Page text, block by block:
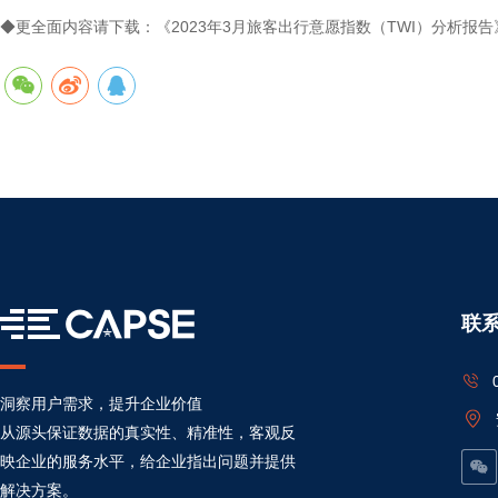
◆更全面内容请下载：《2023年3月旅客出行意愿指数（TWI）分析报
洞察用户需求，提升企业价值
从源头保证数据的真实性、精准性，客观反
映企业的服务水平，给企业指出问题并提供
解决方案。
联